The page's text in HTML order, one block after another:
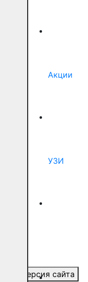
Акции
УЗИ
версия сайта